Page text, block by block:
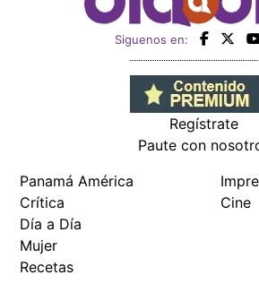
Siguenos en:
Regístrate
Paute con
Panamá América
Crítica
Día a Día
Mujer
Recetas
Cine